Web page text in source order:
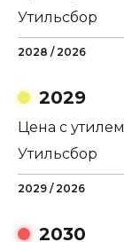
Утильсбор
2028 / 2026
2029
Цена с утилем
Утильсбор
2029 / 2026
2030